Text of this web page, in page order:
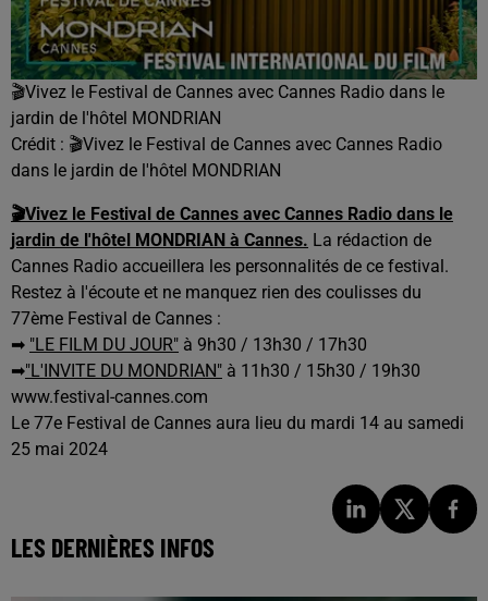
🎬Vivez le Festival de Cannes avec Cannes Radio dans le
jardin de l'hôtel MONDRIAN
Crédit : 🎬Vivez le Festival de Cannes avec Cannes Radio
dans le jardin de l'hôtel MONDRIAN
🎬Vivez le Festival de Cannes avec Cannes Radio dans le
jardin de l'hôtel MONDRIAN à Cannes. La rédaction de
Cannes Radio accueillera les personnalités de ce festival.
Restez à l'écoute et ne manquez rien des coulisses du
77ème Festival de Cannes :
➡ "LE FILM DU JOUR" à 9h30 / 13h30 / 17h30
➡"L'INVITE DU MONDRIAN" à 11h30 / 15h30 / 19h30
www.festival-cannes.com
Le 77e Festival de Cannes aura lieu du mardi 14 au samedi
25 mai 2024
LES DERNIÈRES INFOS